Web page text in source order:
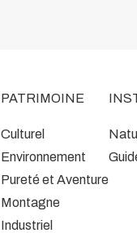
PATRIMOINE
Culturel
Environnement
Pureté et Aventure
Montagne
Industriel